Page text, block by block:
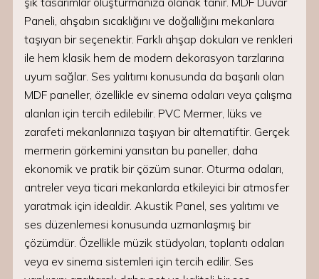
Paneli, ahşabın sıcaklığını ve doğallığını mekanlara
taşıyan bir seçenektir. Farklı ahşap dokuları ve renkleri
ile hem klasik hem de modern dekorasyon tarzlarına
uyum sağlar. Ses yalıtımı konusunda da başarılı olan
MDF paneller, özellikle ev sinema odaları veya çalışma
alanları için tercih edilebilir. PVC Mermer, lüks ve
zarafeti mekanlarınıza taşıyan bir alternatiftir. Gerçek
mermerin görkemini yansıtan bu paneller, daha
ekonomik ve pratik bir çözüm sunar. Oturma odaları,
antreler veya ticari mekanlarda etkileyici bir atmosfer
yaratmak için idealdir. Akustik Panel, ses yalıtımı ve
ses düzenlemesi konusunda uzmanlaşmış bir
çözümdür. Özellikle müzik stüdyoları, toplantı odaları
veya ev sinema sistemleri için tercih edilir. Ses